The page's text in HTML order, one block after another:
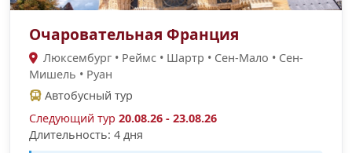
Очаровательная Франция
Люксембург • Реймс • Шартр • Сен-Мало • Сен-
Мишель • Руан
Автобусный тур
Следующий тур 20.08.26 - 23.08.26
Длительность: 4 дня